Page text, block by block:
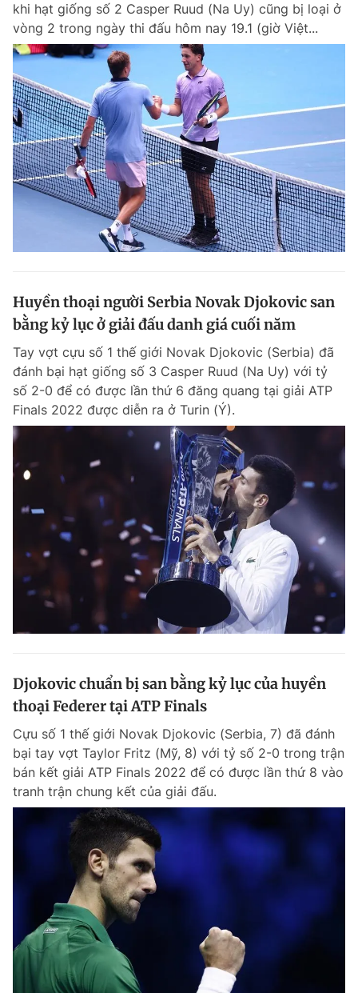
Tổng biên tập: Nguyễn Ngọc Toàn
Phó tổng biên tập thường trực: Hải Thành
Phó tổng biên tập: Lâm Hiếu Dũng
Phó tổng biên tập: Trần Việt Hưng
Tổng thư ký tòa soạn: Đức Trung
Giấy phép xuất bản số 110/GP - BTTTT cấp ngày 24.3.2020
© 2003-2026 Bản quyền thuộc về Báo Thanh Niên. Cấm sao chép
dưới mọi hình thức nếu không có sự chấp thuận bằng văn bản.
Phát triển bởi ePi Technologies, JSC.
khi hạt giống số 2 Casper Ruud (Na Uy) cũng bị loại ở
vòng 2 trong ngày thi đấu hôm nay 19.1 (giờ Việt...
Huyền thoại người Serbia Novak Djokovic san
bằng kỷ lục ở giải đấu danh giá cuối năm
Tay vợt cựu số 1 thế giới Novak Djokovic (Serbia) đã
đánh bại hạt giống số 3 Casper Ruud (Na Uy) với tỷ
số 2-0 để có được lần thứ 6 đăng quang tại giải ATP
Finals 2022 được diễn ra ở Turin (Ý).
Djokovic chuẩn bị san bằng kỷ lục của huyền
thoại Federer tại ATP Finals
Cựu số 1 thế giới Novak Djokovic (Serbia, 7) đã đánh
bại tay vợt Taylor Fritz (Mỹ, 8) với tỷ số 2-0 trong trận
bán kết giải ATP Finals 2022 để có được lần thứ 8 vào
tranh trận chung kết của giải đấu.